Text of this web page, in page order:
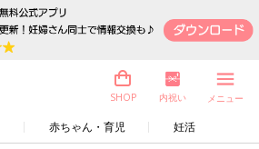
赤ちゃん・育児 妊活
SHOP 内祝い メニュー